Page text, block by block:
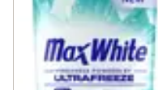
försegling och
tillbaka**. Fluorinnehåll:
*För omedelbar